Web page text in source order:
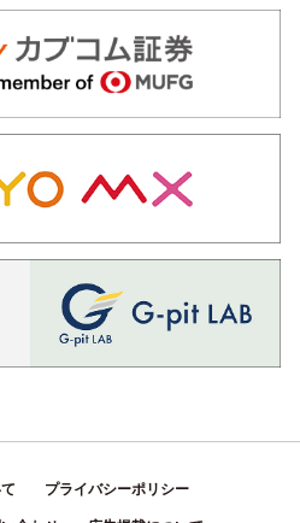
プライバシーポリシー